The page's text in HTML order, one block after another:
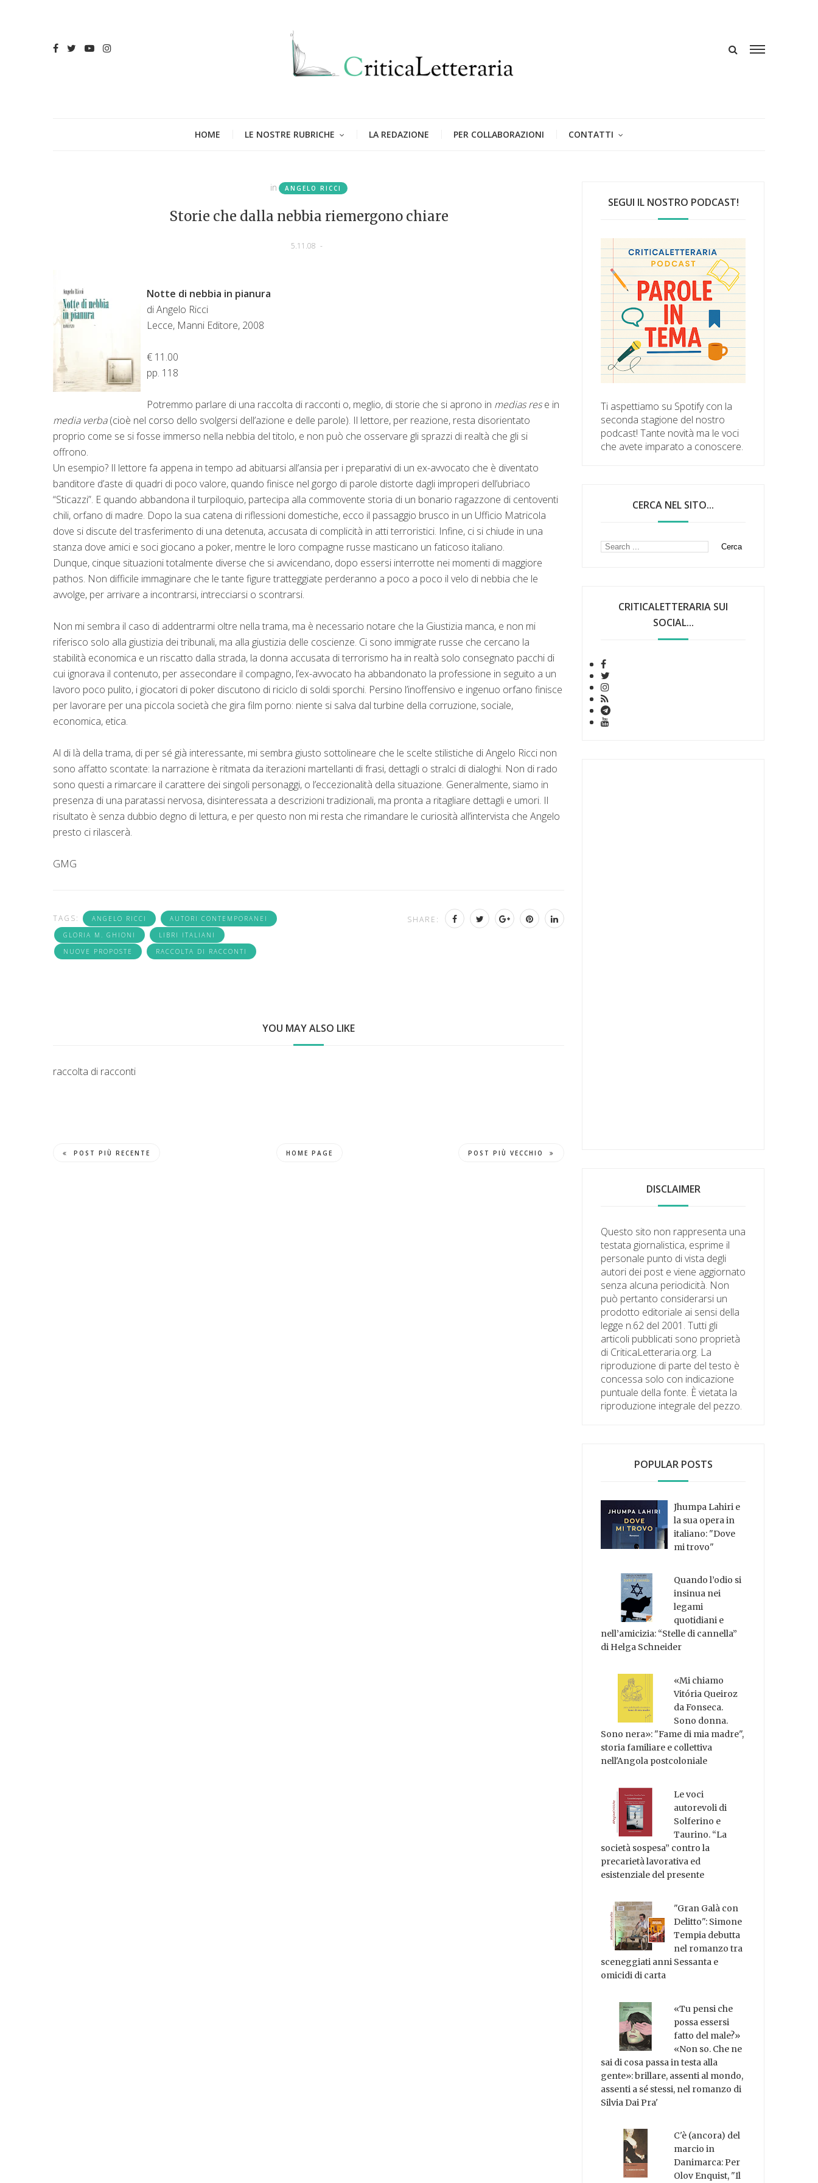
HOME LE NOSTRE RUBRICHE LA REDAZIONE PER COLLABORAZIONI CONTATTI
in ANGELO RICCI
Storie che dalla nebbia riemergono chiare
5.11.08 -
Notte di nebbia in pianura
di Angelo Ricci
Lecce, Manni Editore, 2008
€ 11.00
pp. 118
Potremmo parlare di una raccolta di racconti o, meglio, di storie che si aprono in medias rese in
media verba(cioè nel corso dello svolgersi dell’azione e delle parole). Il lettore, per reazione, resta disorientato
proprio come se si fosse immerso nella nebbia del titolo, e non può che osservare gli sprazzi di realtà che gli si
offrono.
Un esempio? Il lettore fa appena in tempo ad abituarsi all’ansia per i preparativi di un ex-avvocato che è diventato
banditore d’aste di quadri di poco valore, quando finisce nel gorgo di parole distorte dagli improperi dell’ubriaco
“Sticazzi”. E quando abbandona il turpiloquio, partecipa alla commovente storia di un bonario ragazzone di centoventi
chili, orfano di madre. Dopo la sua catena di riflessioni domestiche, ecco il passaggio brusco in un Ufficio Matricola
dove si discute del trasferimento di una detenuta, accusata di complicità in atti terroristici. Infine, ci si chiude in una
stanza dove amici e soci giocano a poker, mentre le loro compagne russe masticano un faticoso italiano.
Dunque, cinque situazioni totalmente diverse che si avvicendano, dopo essersi interrotte nei momenti di maggiore
pathos. Non difficile immaginare che le tante figure tratteggiate perderanno a poco a poco il velo di nebbia che le
avvolge, per arrivare a incontrarsi, intrecciarsi o scontrarsi.
Non mi sembra il caso di addentrarmi oltre nella trama, ma è necessario notare che la Giustizia manca, e non mi
riferisco solo alla giustizia dei tribunali, ma alla giustizia delle coscienze. Ci sono immigrate russe che cercano la
stabilità economica e un riscatto dalla strada, la donna accusata di terrorismo ha in realtà solo consegnato pacchi di
cui ignorava il contenuto, per assecondare il compagno, l’ex-avvocato ha abbandonato la professione in seguito a un
lavoro poco pulito, i giocatori di poker discutono di riciclo di soldi sporchi. Persino l’inoffensivo e ingenuo orfano finisce
per lavorare per una piccola società che gira film porno: niente si salva dal turbine della corruzione, sociale,
economica, etica.
Al di là della trama, di per sé già interessante, mi sembra giusto sottolineare che le scelte stilistiche di Angelo Ricci non
sono affatto scontate: la narrazione è ritmata da iterazioni martellanti di frasi, dettagli o stralci di dialoghi. Non di rado
sono questi a rimarcare il carattere dei singoli personaggi, o l’eccezionalità della situazione. Generalmente, siamo in
presenza di una paratassi nervosa, disinteressata a descrizioni tradizionali, ma pronta a ritagliare dettagli e umori. Il
risultato è senza dubbio degno di lettura, e per questo non mi resta che rimandare le curiosità all’intervista che Angelo
presto ci rilascerà.
GMG
TAGS: ANGELO RICCI
AUTORI CONTEMPORANEI
GLORIA M. GHIONI
LIBRI ITALIANI
NUOVE PROPOSTE
RACCOLTA DI RACCONTI
SHARE:
YOU MAY ALSO LIKE
raccolta di racconti
POST PIÙ RECENTE HOME PAGE POST PIÙ VECCHIO
SEGUI IL NOSTRO PODCAST!
Ti aspettiamo su Spotify con la
seconda stagione del nostro
podcast! Tante novità ma le voci
che avete imparato a conoscere.
CERCA NEL SITO...
CRITICALETTERARIA SUI
SOCIAL...
DISCLAIMER
Questo sito non rappresenta una
testata giornalistica, esprime il
personale punto di vista degli
autori dei post e viene aggiornato
senza alcuna periodicità. Non
può pertanto considerarsi un
prodotto editoriale ai sensi della
legge n.62 del 2001. Tutti gli
articoli pubblicati sono proprietà
di CriticaLetteraria.org. La
riproduzione di parte del testo è
concessa solo con indicazione
puntuale della fonte. È vietata la
riproduzione integrale del pezzo.
POPULAR POSTS
Jhumpa Lahiri e
la sua opera in
italiano: "Dove
mi trovo"
Quando l’odio si
insinua nei
legami
quotidiani e
nell’amicizia: “Stelle di cannella”
di Helga Schneider
«Mi chiamo
Vitória Queiroz
da Fonseca.
Sono donna.
Sono nera»: "Fame di mia madre",
storia familiare e collettiva
nell'Angola postcoloniale
Le voci
autorevoli di
Solferino e
Taurino. “La
società sospesa” contro la
precarietà lavorativa ed
esistenziale del presente
"Gran Galà con
Delitto": Simone
Tempia debutta
nel romanzo tra
sceneggiati anni Sessanta e
omicidi di carta
«Tu pensi che
possa essersi
fatto del male?»
«Non so. Che ne
sai di cosa passa in testa alla
gente»: brillare, assenti al mondo,
assenti a sé stessi, nel romanzo di
Silvia Dai Pra'
C'è (ancora) del
marcio in
Danimarca: Per
Olov Enquist, "Il